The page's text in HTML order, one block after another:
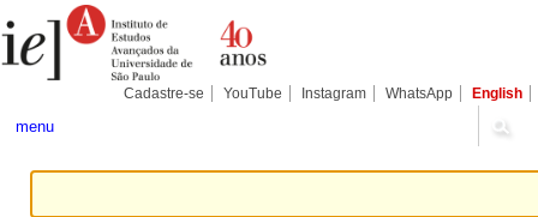
para
conteúdo.
Pessoais
Cadastre-se YouTube Instagram WhatsApp English
menu